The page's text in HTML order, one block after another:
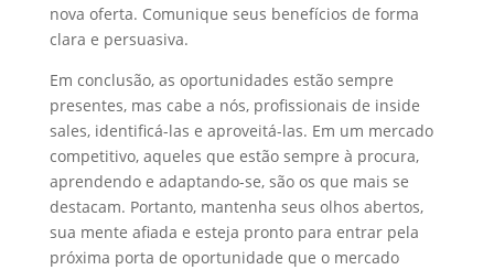
nova oferta. Comunique seus benefícios de forma
clara e persuasiva.
Em conclusão, as oportunidades estão sempre
presentes, mas cabe a nós, profissionais de inside
sales, identificá-las e aproveitá-las. Em um mercado
competitivo, aqueles que estão sempre à procura,
aprendendo e adaptando-se, são os que mais se
destacam. Portanto, mantenha seus olhos abertos,
sua mente afiada e esteja pronto para entrar pela
próxima porta de oportunidade que o mercado